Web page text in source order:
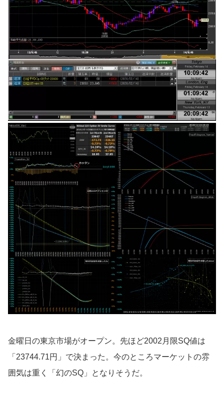
金曜日の東京市場がオープン。先ほど2002月限SQ値は
「23744.71円」で決まった。今のところマーケットの雰
囲気は重く「幻のSQ」となりそうだ。